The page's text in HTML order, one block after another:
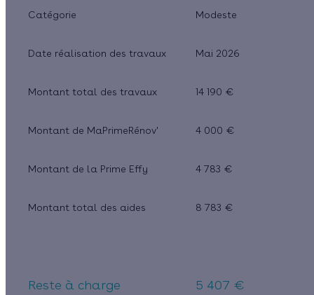
Catégorie Modeste
Date réalisation des travaux Mai 2026
Montant total des travaux 14 190 €
Montant de MaPrimeRénov' 4 000 €
Montant de la Prime Effy 4 783 €
Montant total des aides 8 783 €
Reste à charge 5 407 €